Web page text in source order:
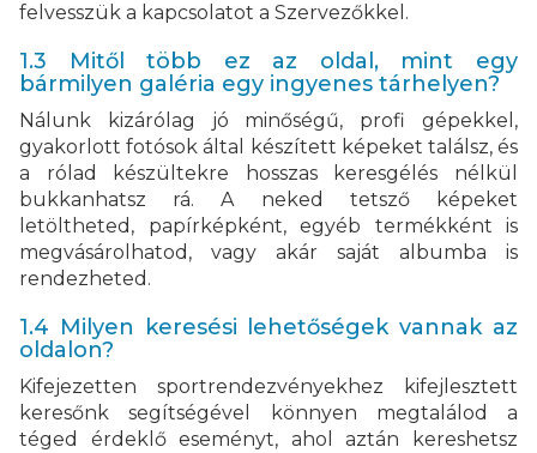
felvesszük a kapcsolatot a Szervezőkkel.
1.3 Mitől több ez az oldal, mint egy
bármilyen galéria egy ingyenes tárhelyen?
Nálunk kizárólag jó minőségű, profi gépekkel,
gyakorlott fotósok által készített képeket találsz, és
a rólad készültekre hosszas keresgélés nélkül
bukkanhatsz rá. A neked tetsző képeket
letöltheted, papírképként, egyéb termékként is
megvásárolhatod, vagy akár saját albumba is
rendezheted.
1.4 Milyen keresési lehetőségek vannak az
oldalon?
Kifejezetten sportrendezvényekhez kifejlesztett
keresőnk segítségével könnyen megtalálod a
téged érdeklő eseményt, ahol aztán kereshetsz